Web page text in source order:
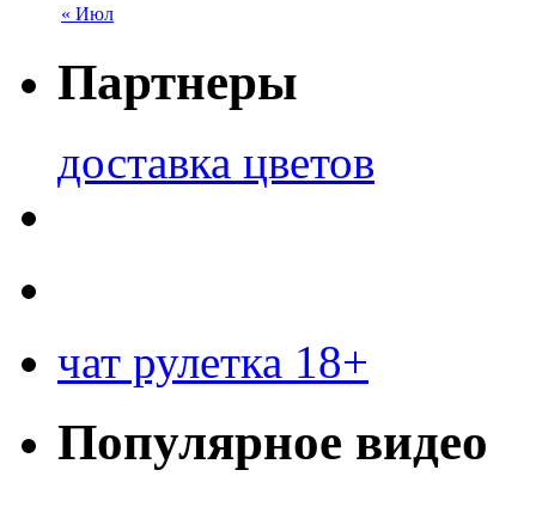
« Июл
Партнеры
доставка цветов
чат рулетка 18+
Популярное видео